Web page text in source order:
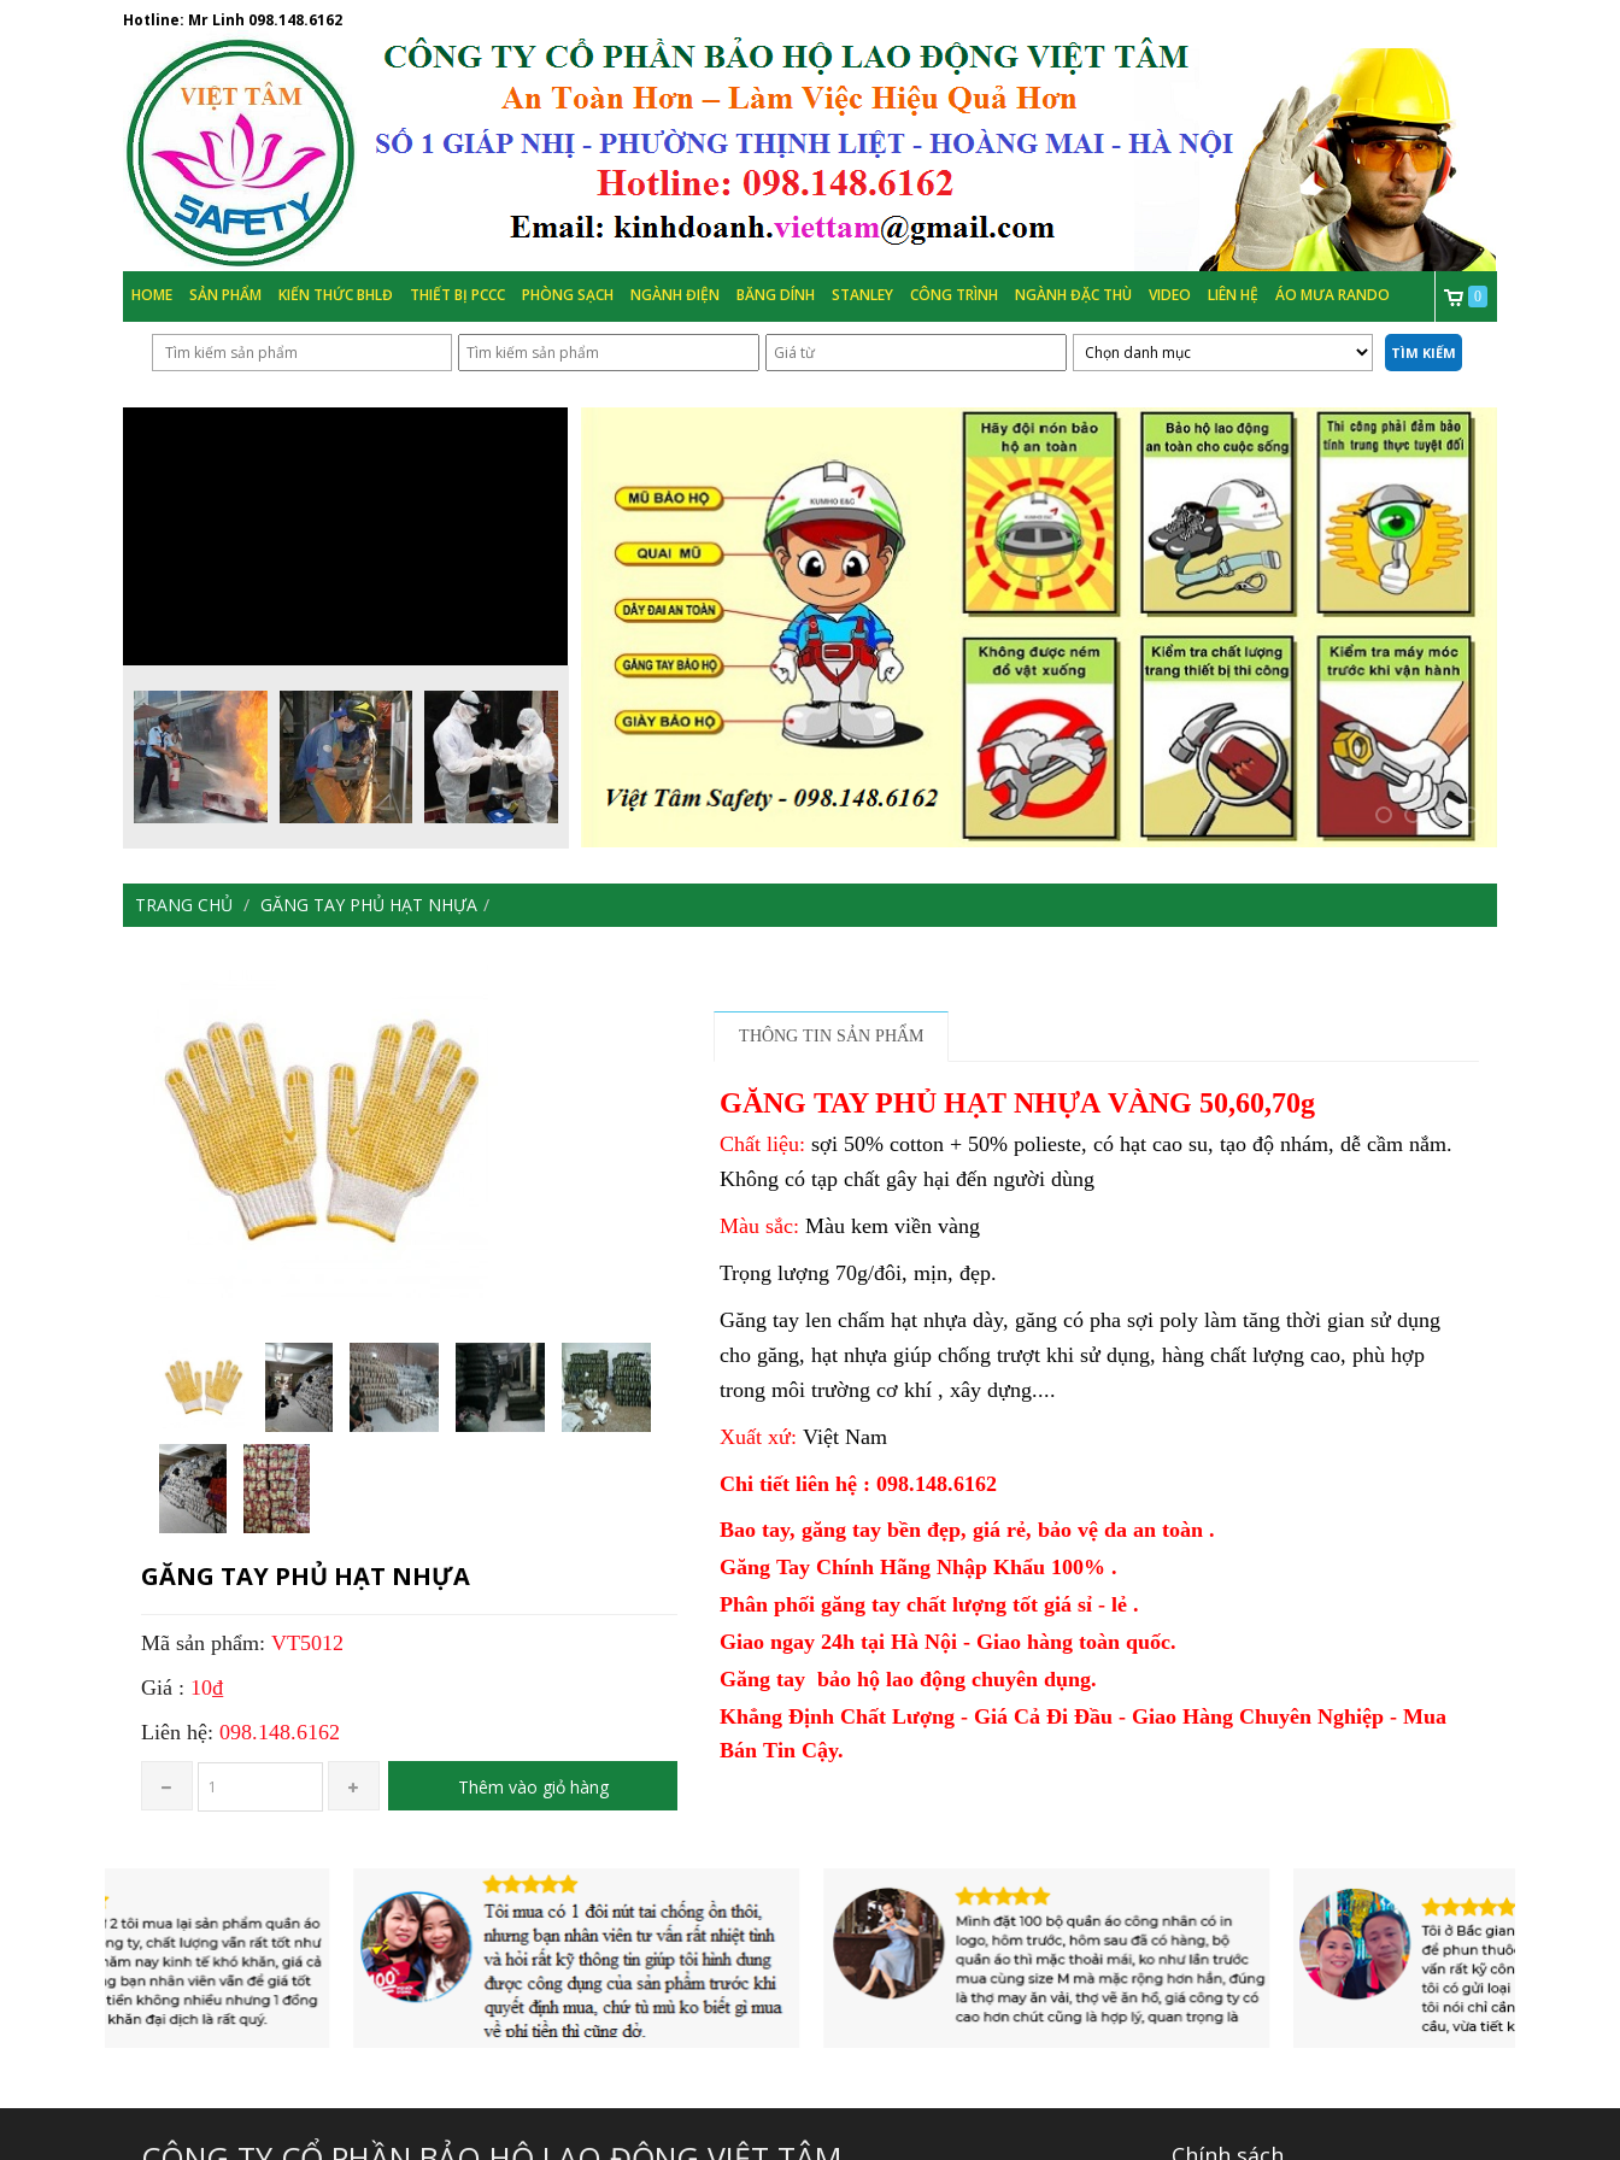
Hotline: Mr Linh 098.148.6162
HOME SẢN PHẨM KIẾN THỨC BHLĐ THIẾT BỊ PCCC PHÒNG SẠCH NGÀNH ĐIỆN BĂNG DÍNH STANLEY CÔNG TRÌNH NGÀNH ĐẶC THÙ VIDEO LIÊN HỆ ÁO MƯA RANDO 0
TÌM KIẾM
TRANG CHỦ GĂNG TAY PHỦ HẠT NHỰA
GĂNG TAY PHỦ HẠT NHỰA
Mã sản phẩm: VT5012
Giá : 10₫
Liên hệ: 098.148.6162
Thêm vào giỏ hàng
THÔNG TIN SẢN PHẨM
GĂNG TAY PHỦ HẠT NHỰA VÀNG 50,60,70g
Chất liệu: sợi 50% cotton + 50% polieste, có hạt cao su, tạo độ nhám, dễ cầm nắm.
Không có tạp chất gây hại đến người dùng
Màu sắc: Màu kem viền vàng
Trọng lượng 70g/đôi, mịn, đẹp.
Găng tay len chấm hạt nhựa dày, găng có pha sợi poly làm tăng thời gian sử dụng
cho găng, hạt nhựa giúp chống trượt khi sử dụng, hàng chất lượng cao, phù hợp
trong môi trường cơ khí , xây dựng....
Xuất xứ: Việt Nam
Chi tiết liên hệ : 098.148.6162
Bao tay, găng tay bền đẹp, giá rẻ, bảo vệ da an toàn .
Găng Tay Chính Hãng Nhập Khẩu 100% .
Phân phối găng tay chất lượng tốt giá sỉ - lẻ .
Giao ngay 24h tại Hà Nội - Giao hàng toàn quốc.
Găng tay bảo hộ lao động chuyên dụng.
Khẳng Định Chất Lượng - Giá Cả Đi Đầu - Giao Hàng Chuyên Nghiệp - Mua
Bán Tin Cậy.